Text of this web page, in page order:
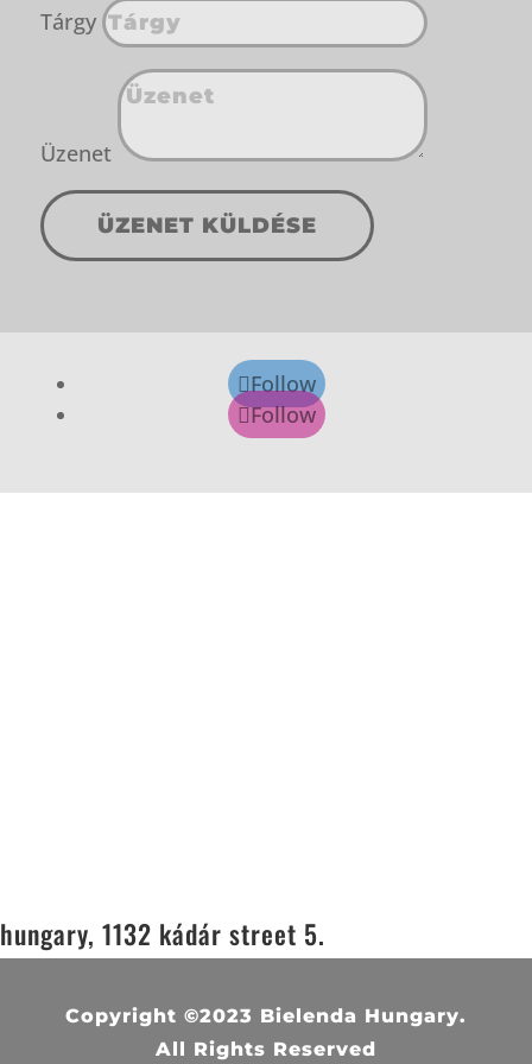
Tárgy
Üzenet
ÜZENET KÜLDÉSE
Follow
Follow
hungary, 1132 kádár street 5.
Copyright ©2023 Bielenda Hungary.
All Rights Reserved